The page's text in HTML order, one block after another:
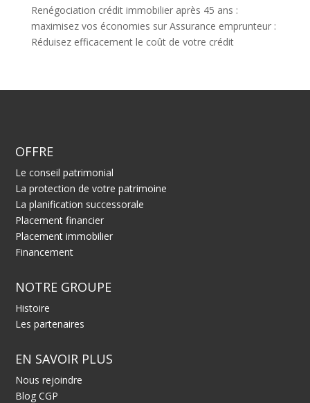
Renégociation crédit immobilier après 45 ans :
maximisez vos économies sur Assurance emprunteur :
Réduisez efficacement le coût de votre crédit
OFFRE
Le conseil patrimonial
La protection de votre patrimoine
La planification successorale
Placement financier
Placement immobilier
Financement
NOTRE GROUPE
Histoire
Les partenaires
EN SAVOIR PLUS
Nous rejoindre
Blog CGP